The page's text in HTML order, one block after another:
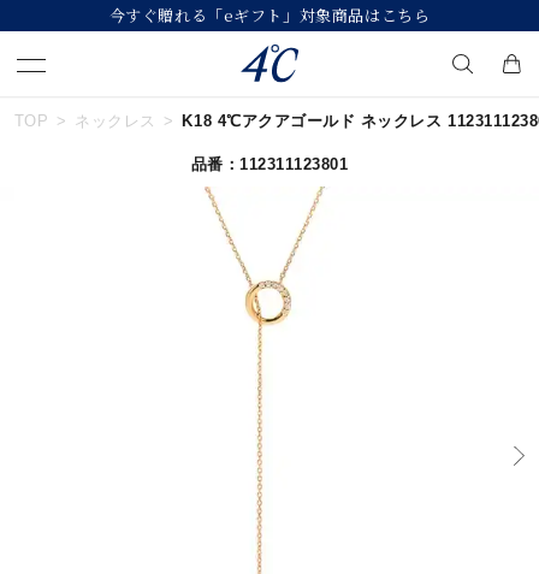
今すぐ贈れる「eギフト」対象商品はこちら
キーワードで検索する
#ダイヤモンド ネックレス
#くまのプーさん
TOP ネックレス K18 4℃アクアゴールド ネックレス
品番：112311123801